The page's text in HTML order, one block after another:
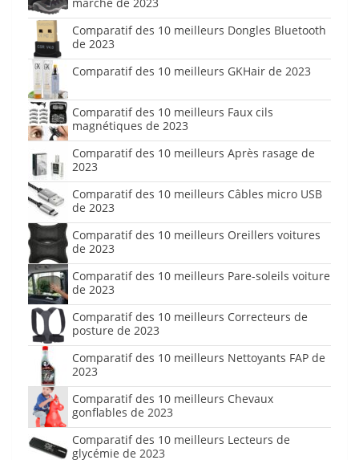
Comparatif des 10 meilleurs Dongles Bluetooth
de 2023
Comparatif des 10 meilleurs GKHair de 2023
Comparatif des 10 meilleurs Faux cils
magnétiques de 2023
Comparatif des 10 meilleurs Après rasage de
2023
Comparatif des 10 meilleurs Câbles micro USB
de 2023
Comparatif des 10 meilleurs Oreillers voitures
de 2023
Comparatif des 10 meilleurs Pare-soleils voiture
de 2023
Comparatif des 10 meilleurs Correcteurs de
posture de 2023
Comparatif des 10 meilleurs Nettoyants FAP de
2023
Comparatif des 10 meilleurs Chevaux
gonflables de 2023
Comparatif des 10 meilleurs Lecteurs de
glycémie de 2023